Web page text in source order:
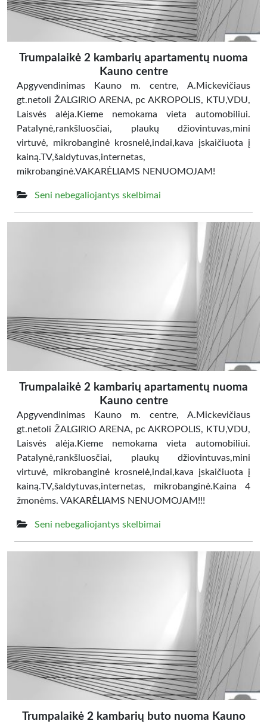
Trumpalaikė 2 kambarių apartamentų nuoma
Kauno centre
Apgyvendinimas Kauno m. centre, A.Mickevičiaus
gt.netoli ŽALGIRIO ARENA, pc AKROPOLIS, KTU,VDU,
Laisvės alėja.Kieme nemokama vieta automobiliui.
Patalynė,rankšluosčiai, plaukų džiovintuvas,mini
virtuvė, mikrobanginė krosnelė,indai,kava įskaičiuota į
kainą.TV,šaldytuvas,internetas,
mikrobanginė.VAKARĖLIAMS NENUOMOJAM!
Seni nebegaliojantys skelbimai
Trumpalaikė 2 kambarių apartamentų nuoma
Kauno centre
Apgyvendinimas Kauno m. centre, A.Mickevičiaus
gt.netoli ŽALGIRIO ARENA, pc AKROPOLIS, KTU,VDU,
Laisvės alėja.Kieme nemokama vieta automobiliui.
Patalynė,rankšluosčiai, plaukų džiovintuvas,mini
virtuvė, mikrobanginė krosnelė,indai,kava įskaičiuota į
kainą.TV,šaldytuvas,internetas, mikrobanginė.Kaina 4
žmonėms. VAKARĖLIAMS NENUOMOJAM!!!
Seni nebegaliojantys skelbimai
Trumpalaikė 2 kambarių buto nuoma Kauno